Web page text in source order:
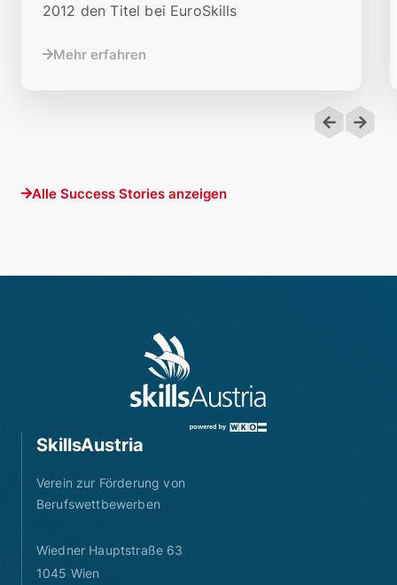
2012 den Titel bei EuroSkills
Mehr erfahren
Alle Success Stories anzeigen
SkillsAustria
Verein zur Förderung von
Berufswettbewerben
Wiedner Hauptstraße 63
1045 Wien